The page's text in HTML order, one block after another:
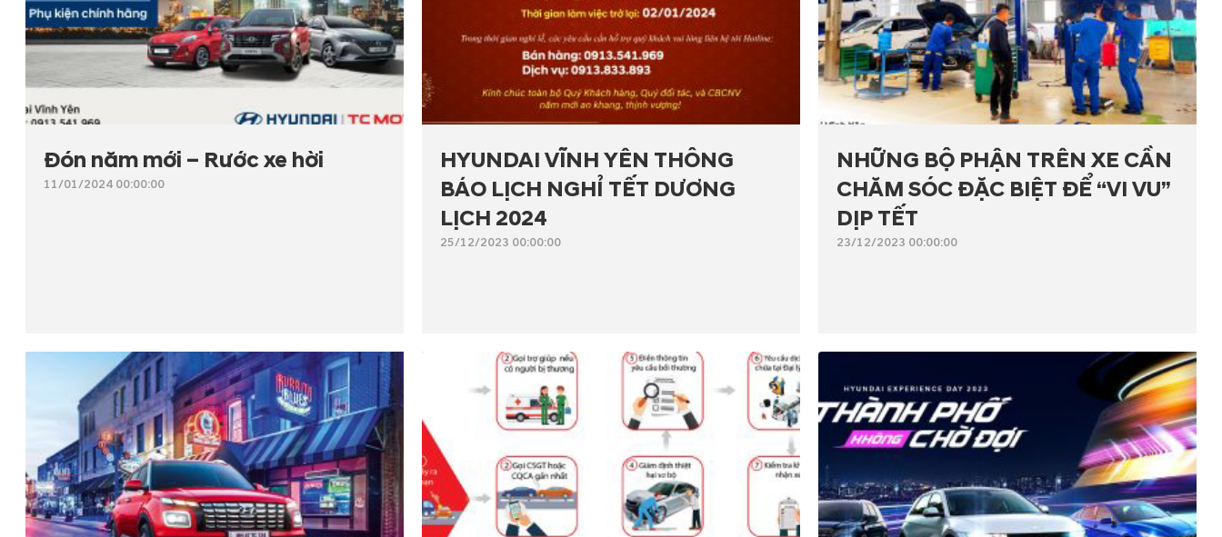
Đón năm mới – Rước xe hời
11/01/2024 00:00:00
HYUNDAI VĨNH YÊN THÔNG
BÁO LỊCH NGHỈ TẾT DƯƠNG
LỊCH 2024
25/12/2023 00:00:00
NHỮNG BỘ PHẬN TRÊN XE CẦN
CHĂM SÓC ĐẶC BIỆT ĐỂ “VI VU”
DỊP TẾT
23/12/2023 00:00:00